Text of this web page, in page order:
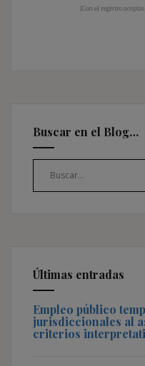
[Con el registro
Buscar en el Blog…
Últimas entradas
Empleo público
jurisdiccionales al
criterios